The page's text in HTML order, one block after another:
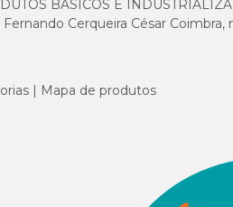
730UI; vitamina E 250UI; vitamina B1
BÁSICOS E
Cerqueira César Coimbra,
Mapa de produtos